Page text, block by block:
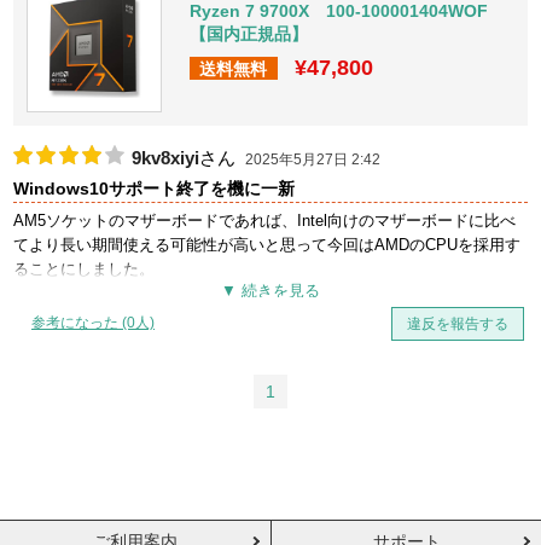
Ryzen 7 9700X 100-100001404WOF
【国内正規品】
送料無料
¥47,800
9kv8xiyiさん 2025年5月27日 2:42
Windows10サポート終了を機に一新
AM5ソケットのマザーボードであれば、Intel向けのマザーボードに比べ
てより長い期間使える可能性が高いと思って今回はAMDのCPUを採用す
ることにしました。
PCでのゲーム用途としてRyzen 7 9700Xにしましたが、よっぽど強いこ
だわりがない限り、AM5みたいな最近のCPUであれば正直どれでも十分
クーラーは付属していないので、自分で選べる人向けです。
参考になった (0人) 違反を報告する
1
ご利用案内 サポート